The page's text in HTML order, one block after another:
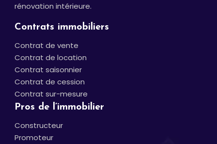
rénovation intérieure.
Contrats immobiliers
Contrat de vente
Contrat de location
Contrat saisonnier
Contrat de cession
Contrat sur-mesure
Pros de l’immobilier
Constructeur
Promoteur